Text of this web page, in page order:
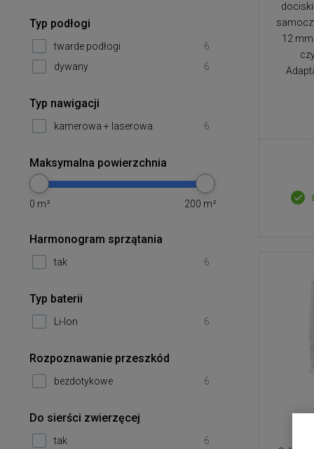
12
Typ podłogi
twarde podłogi
6
dywany
6
Typ nawigacji
kamerowa + laserowa 6
Maksymalna powierzchnia
0 m² 200 m²
Harmonogram sprzątania
tak 6
Typ baterii
Li-Ion 6
Rozpoznawanie przeszkód
bezdotykowe 6
Do sierści zwierzęcej
tak 6